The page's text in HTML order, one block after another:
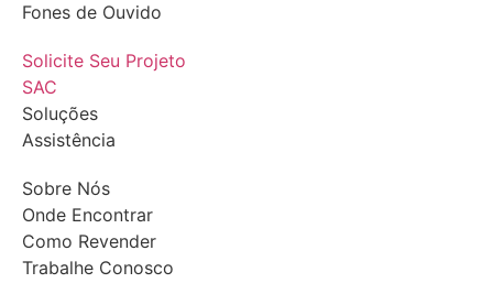
Fones de Ouvido
Solicite Seu Projeto
SAC
Soluções
Assistência
Sobre Nós
Onde Encontrar
Como Revender
Trabalhe Conosco